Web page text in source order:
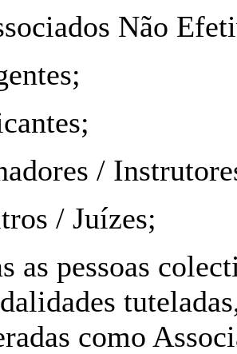
Não
/
/ Juízes;
as pessoas
como